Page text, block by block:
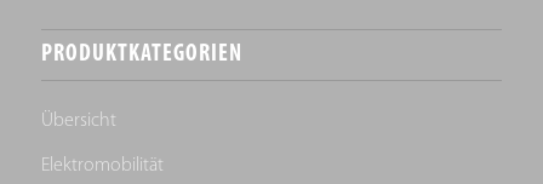
PRODUKTKATEGORIEN
Übersicht
Elektromobilität